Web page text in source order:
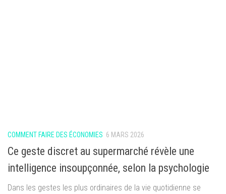
COMMENT FAIRE DES ÉCONOMIES 6 MARS 2026
Ce geste discret au supermarché révèle une
intelligence insoupçonnée, selon la psychologie
Dans les gestes les plus ordinaires de la vie quotidienne se